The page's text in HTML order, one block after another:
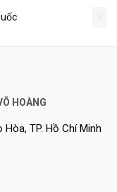
HOÀNG
TP. Hồ Chí Minh